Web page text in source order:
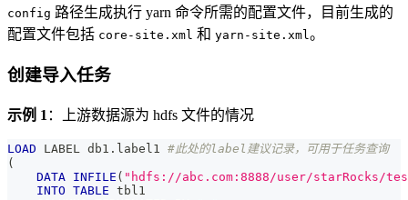
config 路径生成执行 yarn 命令所需的配置文件，目前生成的
配置文件包括 core-site.xml 和 yarn-site.xml。
创建导入任务
示例 1 ：上游数据源为 hdfs 文件的情况
LOAD LABEL db1 . label1 #此处的label建议记录，可用于任务查询
(
DATA INFILE ( "hdfs://abc.com:8888/user/starRocks/
INTO TABLE tbl1